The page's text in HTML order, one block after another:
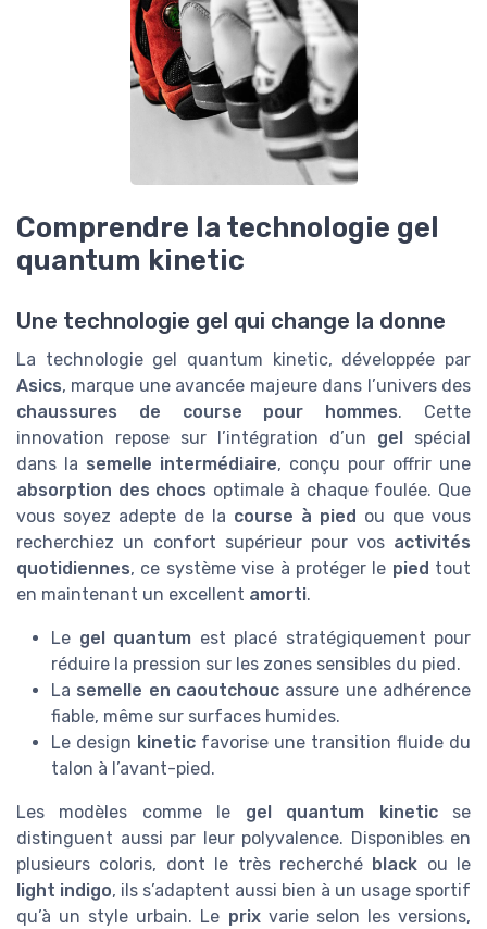
Comprendre la technologie gel
quantum kinetic
Une technologie gel qui change la donne
La technologie gel quantum kinetic, développée par
Asics, marque une avancée majeure dans l’univers des
chaussures de course pour hommes. Cette
innovation repose sur l’intégration d’un gel spécial
dans la semelle intermédiaire, conçu pour offrir une
absorption des chocs optimale à chaque foulée. Que
vous soyez adepte de la course à pied ou que vous
recherchiez un confort supérieur pour vos activités
quotidiennes, ce système vise à protéger le pied tout
en maintenant un excellent amorti.
Le gel quantum est placé stratégiquement pour
réduire la pression sur les zones sensibles du pied.
La semelle en caoutchouc assure une adhérence
fiable, même sur surfaces humides.
Le design kinetic favorise une transition fluide du
talon à l’avant-pied.
Les modèles comme le gel quantum kineticse
distinguent aussi par leur polyvalence. Disponibles en
plusieurs coloris, dont le très recherché black ou le
light indigo, ils s’adaptent aussi bien à un usage sportif
qu’à un style urbain. Le prixvarie selon les versions,